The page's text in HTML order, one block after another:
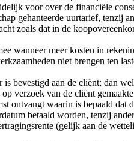
voor over de financiële
gehanteerde uurtarief, tenzij
zoals dat in de
wanneer meer kosten in
niet brengen ten
is bevestigd aan de cliënt; dan wel
op verzoek van de cliënt
ontvangt waarin is bepaald
betaald worden, tenzij
(gelijk aan de